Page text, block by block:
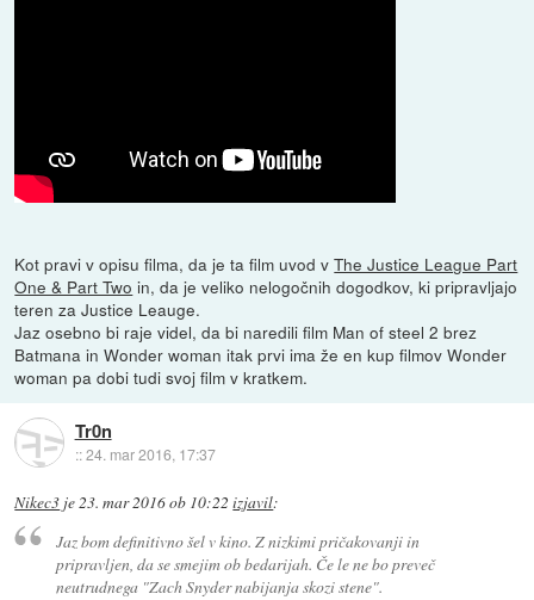
Kot pravi v opisu filma, da je ta film uvod vThe Justice League Part
One & Part Two in, da je veliko nelogočnih dogodkov, ki pripravljajo
teren za Justice Leauge.
Jaz osebno bi raje videl, da bi naredili film Man of steel 2 brez
Batmana in Wonder woman itak prvi ima že en kup filmov Wonder
woman pa dobi tudi svoj film v kratkem.
Tr0n
::24. mar 2016, 17:37
Nikec3 je23. mar 2016 ob 10:22 izjavil:
Jaz bom definitivno šel v kino. Z nizkimi pričakovanji in
pripravljen, da se smejim ob bedarijah. Če le ne bo preveč
neutrudnega "Zach Snyder nabijanja skozi stene".